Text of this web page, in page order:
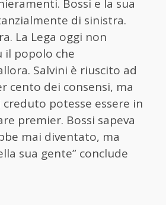
Bossi e la sua
di sinistra.
La Lega oggi non
il popolo che
Salvini è riuscito ad
cento dei consensi, ma
potesse essere in
premier. Bossi sapeva
mai diventato, ma
sua gente” conclude